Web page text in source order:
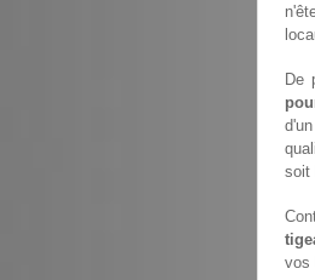
De
soit
vos